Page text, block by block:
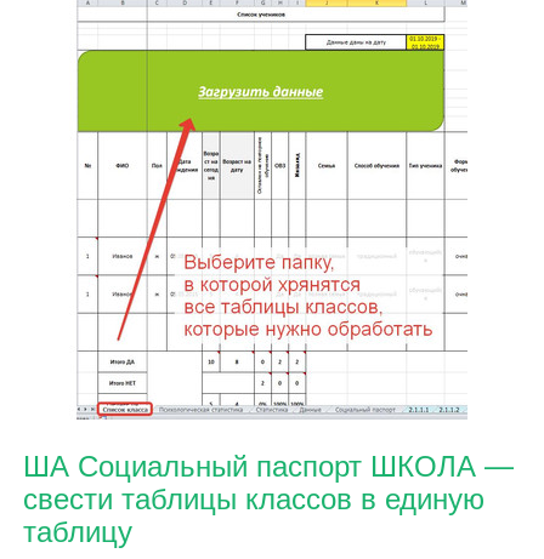
ША Социальный паспорт ШКОЛА —
свести таблицы классов в единую
таблицу